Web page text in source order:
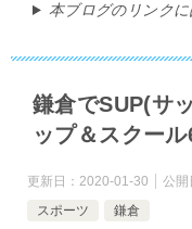
本ブログのリンクに
鎌倉でSUP(サ
ップ＆スクール
更新日： 2020-01-30 公開
スポーツ
鎌倉